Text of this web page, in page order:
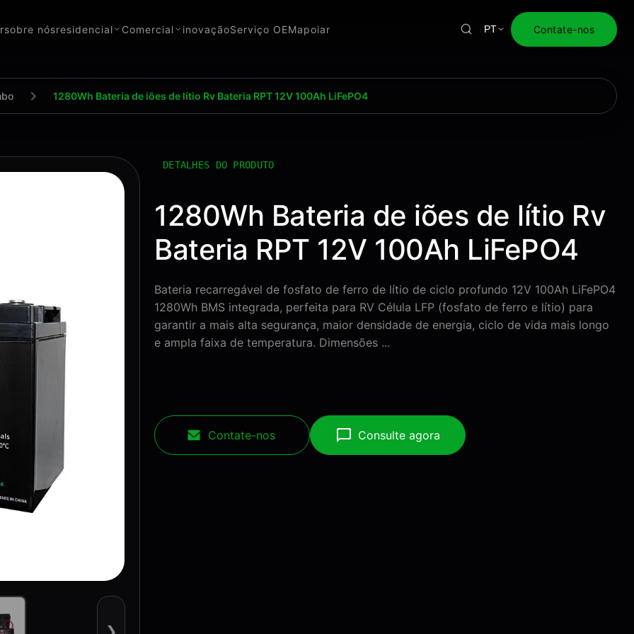
sobre nósresidencial Comercial inovaçãoServiço OEMapoiar PT Contate-nos
1280Wh Bateria de iões de lítio Rv Bateria RPT 12V 100Ah LiFePO4
DETALHES DO PRODUTO
1280Wh Bateria de iões de lítio Rv
Bateria RPT 12V 100Ah LiFePO4
Bateria recarregável de fosfato de ferro de lítio de ciclo profundo 12V 100Ah LiFePO4
1280Wh BMS integrada, perfeita para RV Célula LFP (fosfato de ferro e lítio) para
garantir a mais alta segurança, maior densidade de energia, ciclo de vida mais longo
e ampla faixa de temperatura. Dimensões ...
Contate-nos Consulte agora